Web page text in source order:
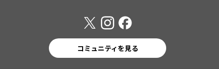
コミュニティを見る